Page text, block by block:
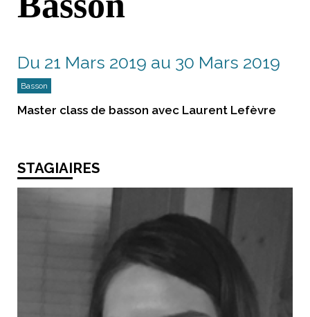
Du 21 Mars 2019 au 30 Mars 2019
Basson
Master class de basson avec Laurent Lefèvre
STAGIAIRES